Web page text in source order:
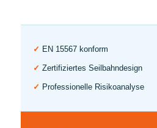
✓ EN 15567 konform
✓ Zertifiziertes Seilbahndesign
✓ Professionelle Risikoanalyse